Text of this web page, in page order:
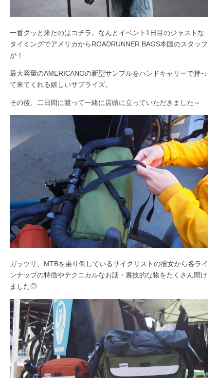
一番グッと来たのはコチラ。なんとイベント1日目のジャストな
タイミングでアメリカからROADRUNNER BAGS本国のスタッフ
が！
最大容量のAMERICANOの新型サンプルをハンドキャリーで持っ
て来てくれる嬉しいサプライズ。
その後、二日間に渡って一緒に店頭に立っていただきました～
ガッツリ、MTBを乗り倒しているサイクリストの彼女から各ライ
ンナップの特徴やテクニカルなお話・裏技的な物をたくさん聞け
ました◎